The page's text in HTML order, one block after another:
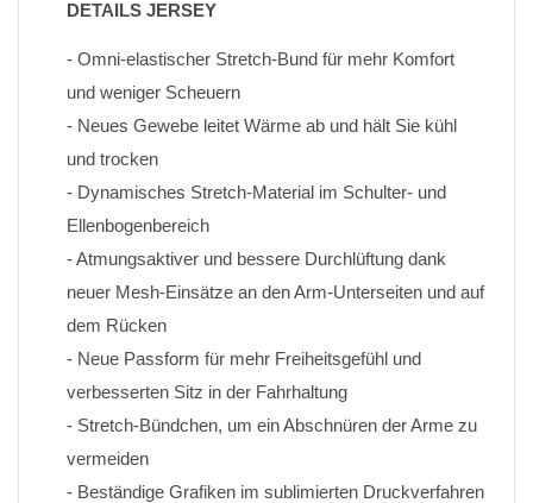
DETAILS JERSEY
- Omni-elastischer Stretch-Bund für mehr Komfort
und weniger Scheuern
- Neues Gewebe leitet Wärme ab und hält Sie kühl
und trocken
- Dynamisches Stretch-Material im Schulter- und
Ellenbogenbereich
- Atmungsaktiver und bessere Durchlüftung dank
neuer Mesh-Einsätze an den Arm-Unterseiten und auf
dem Rücken
- Neue Passform für mehr Freiheitsgefühl und
verbesserten Sitz in der Fahrhaltung
- Stretch-Bündchen, um ein Abschnüren der Arme zu
vermeiden
- Beständige Grafiken im sublimierten Druckverfahren